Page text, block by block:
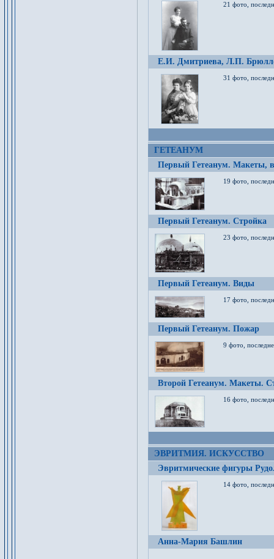
21 фото,
Е.И. Дмитриева, Л.П.
31 фото,
ГЕТЕАНУМ
Первый Гетеанум. Макеты,
19 фото,
Первый Гетеанум. Стройка
23 фото,
Первый Гетеанум. Виды
17 фото,
Первый Гетеанум. Пожар
9 фото,
Второй Гетеанум. Макеты.
16 фото,
ЭВРИТМИЯ. ИСКУССТВО
Эвритмические фигуры
14 фото,
Анна-Мария Башлин